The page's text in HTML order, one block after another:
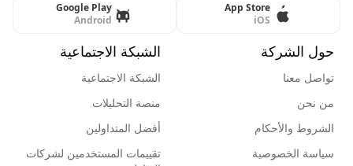
App Store
iOS
Google Play
Android
حول الشركة
تواصل معنا
من نحن
الشروط والأحكام
سياسة الخصوصية
الشبكة الاجتماعية
الشبكة الاجتماعية
منصة التحليلات
أفضل المتداولين
تقييمات المستخدمين لشركات